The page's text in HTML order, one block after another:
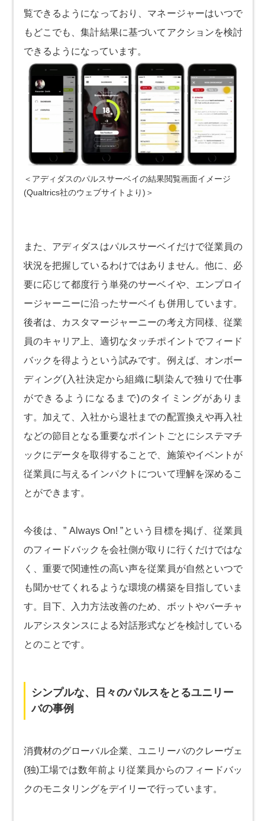
覧できるようになっており、マネージャーはいつで
もどこでも、集計結果に基づいてアクションを検討
できるようになっています。
＜アディダスのパルスサーベイの結果閲覧画面イメージ
(Qualtrics社のウェブサイトより)＞
また、アディダスはパルスサーベイだけで従業員の
状況を把握しているわけではありません。他に、必
要に応じて都度行う単発のサーベイや、エンプロイ
ージャーニーに沿ったサーベイも併用しています。
後者は、カスタマージャーニーの考え方同様、従業
員のキャリア上、適切なタッチポイントでフィード
バックを得ようという試みです。例えば、オンボー
ディング(入社決定から組織に馴染んで独りで仕事
ができるようになるまで)のタイミングがありま
す。加えて、入社から退社までの配置換えや再入社
などの節目となる重要なポイントごとにシステマチ
ックにデータを取得することで、施策やイベントが
従業員に与えるインパクトについて理解を深めるこ
とができます。
今後は、” Always On! ”という目標を掲げ、従業員
のフィードバックを会社側が取りに行くだけではな
く、重要で関連性の高い声を従業員が自然といつで
も聞かせてくれるような環境の構築を目指していま
す。目下、入力方法改善のため、ボットやバーチャ
ルアシスタンスによる対話形式などを検討している
とのことです。
シンプルな、日々のパルスをとるユニリー
バの事例
消費材のグローバル企業、ユニリーバのクレーヴェ
(独)工場では数年前より従業員からのフィードバッ
クのモニタリングをデイリーで行っています。